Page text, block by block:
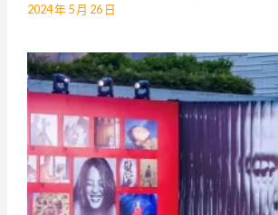
2024 年 5 月 26 日